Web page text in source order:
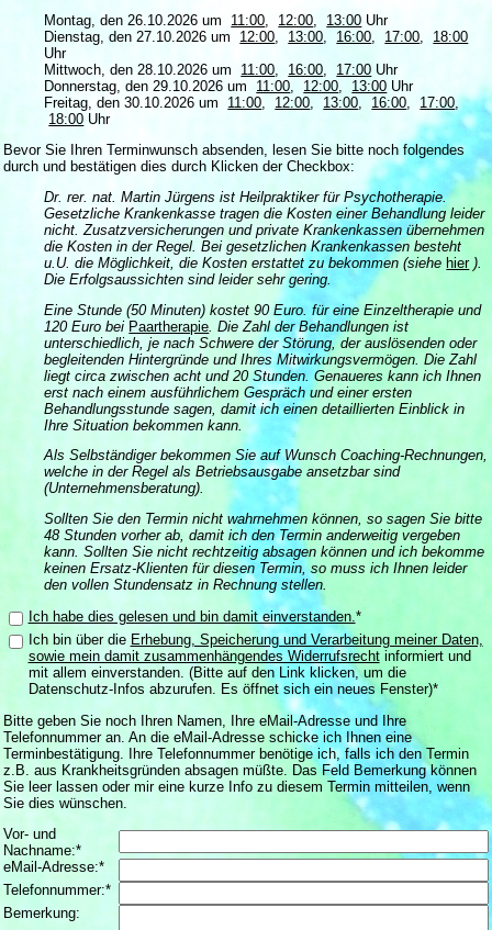
Montag, den 26.10.2026 um
11:00, 12:00, 13:00 Uhr
Dienstag, den 27.10.2026 um
12:00, 13:00, 16:00, 17:00,
18:00
Uhr
Mittwoch, den 28.10.2026 um
11:00, 16:00, 17:00 Uhr
Donnerstag, den 29.10.2026 um
11:00, 12:00, 13:00 Uhr
Freitag, den 30.10.2026 um
11:00, 12:00, 13:00, 16:00, 17:00,
18:00 Uhr
Bevor Sie Ihren Terminwunsch absenden, lesen Sie bitte noch folgendes
durch und bestätigen dies durch Klicken der Checkbox:
Dr. rer. nat. Martin Jürgens ist Heilpraktiker für Psychotherapie.
Gesetzliche Krankenkasse tragen die Kosten einer Behandlung leider
nicht. Zusatzversicherungen und private Krankenkassen übernehmen
die Kosten in der Regel. Bei gesetzlichen Krankenkassen besteht
u.U. die Möglichkeit, die Kosten erstattet zu bekommen (siehe hier).
Die Erfolgsaussichten sind leider sehr gering.
Eine Stunde (50 Minuten) kostet 90 Euro. für eine Einzeltherapie und
120 Euro bei Paartherapie . Die Zahl der Behandlungen ist
unterschiedlich, je nach Schwere der Störung, der auslösenden oder
begleitenden Hintergründe und Ihres Mitwirkungsvermögen. Die Zahl
liegt circa zwischen acht und 20 Stunden. Genaueres kann ich Ihnen
erst nach einem ausführlichem Gespräch und einer ersten
Behandlungsstunde sagen, damit ich einen detaillierten Einblick in
Ihre Situation bekommen kann.
Als Selbständiger bekommen Sie auf Wunsch Coaching-Rechnungen,
welche in der Regel als Betriebsausgabe ansetzbar sind
(Unternehmensberatung).
Sollten Sie den Termin nicht wahrnehmen können, so sagen Sie bitte
48 Stunden vorher ab, damit ich den Termin anderweitig vergeben
kann. Sollten Sie nicht rechtzeitig absagen können und ich bekomme
keinen Ersatz-Klienten für diesen Termin, so muss ich Ihnen leider
den vollen Stundensatz in Rechnung stellen.
Ich habe dies gelesen und bin damit einverstanden. *
Ich bin über die Erhebung, Speicherung und Verarbeitung meiner Daten,
sowie mein damit zusammenhängendes Widerrufsrechtinformiert und
mit allem einverstanden. (Bitte auf den Link klicken, um die
Datenschutz-Infos abzurufen. Es öffnet sich ein neues Fenster)*
Bitte geben Sie noch Ihren Namen, Ihre eMail-Adresse und Ihre
Telefonnummer an. An die eMail-Adresse schicke ich Ihnen eine
Terminbestätigung. Ihre Telefonnummer benötige ich, falls ich den Termin
z.B. aus Krankheitsgründen absagen müßte. Das Feld Bemerkung können
Sie leer lassen oder mir eine kurze Info zu diesem Termin mitteilen, wenn
Sie dies wünschen.
Vor- und
Nachname:*
eMail-Adresse:*
Telefonnummer:*
Bemerkung: